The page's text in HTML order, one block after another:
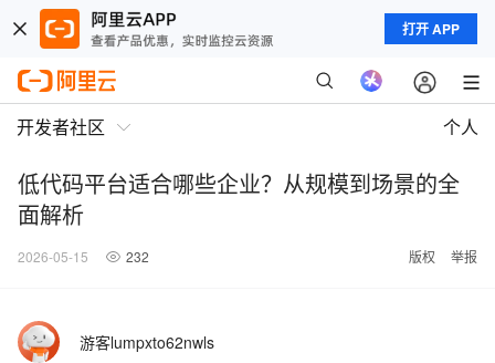
打开 APP
开发者社区 个人
低代码平台适合哪些企业？从规模到场景的全
面解析
2026-05-15 232 版权 举报
游客lumpxto62nwls